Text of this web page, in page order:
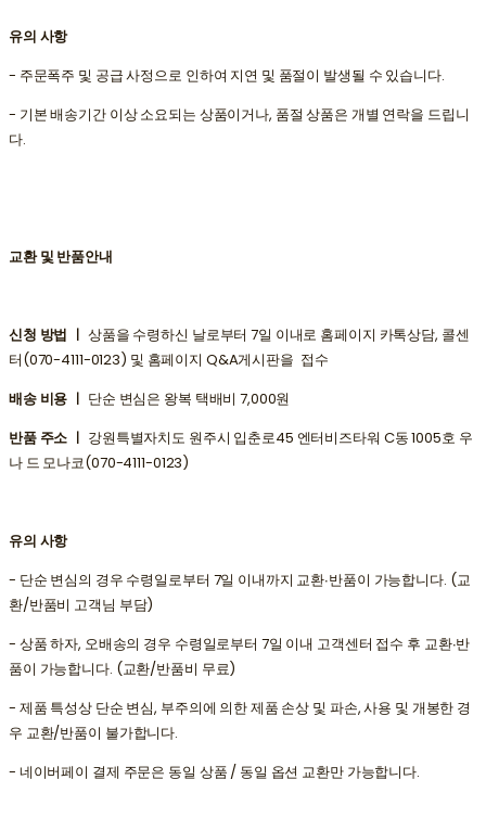
유의 사항
- 주문폭주 및 공급 사정으로 인하여 지연 및 품절이 발생될 수 있습니다.
- 기본 배송기간 이상 소요되는 상품이거나, 품절 상품은 개별 연락을 드립니
다.
교환 및 반품안내
신청 방법 ㅣ 상품을 수령하신 날로부터 7일 이내로 홈페이지 카톡상담, 콜센
터(070-4111-0123) 및 홈페이지 Q&A게시판을 접수
배송 비용 ㅣ 단순 변심은 왕복 택배비 7,000원
반품 주소 ㅣ 강원특별자치도 원주시 입춘로45 엔터비즈타워 C동 1005호 우
나 드 모나코(070-4111-0123)
유의 사항
- 단순 변심의 경우 수령일로부터 7일 이내까지 교환∙반품이 가능합니다. (교
환/반품비 고객님 부담)
- 상품 하자, 오배송의 경우 수령일로부터 7일 이내 고객센터 접수 후 교환∙반
품이 가능합니다. (교환/반품비 무료)
- 제품 특성상 단순 변심, 부주의에 의한 제품 손상 및 파손, 사용 및 개봉한 경
우 교환/반품이 불가합니다.
- 네이버페이 결제 주문은 동일 상품 / 동일 옵션 교환만 가능합니다.